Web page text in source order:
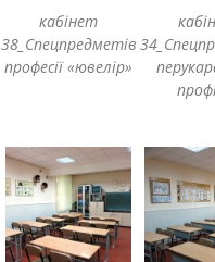
кабінет
38_Спецпредметів
професії «ювелір»